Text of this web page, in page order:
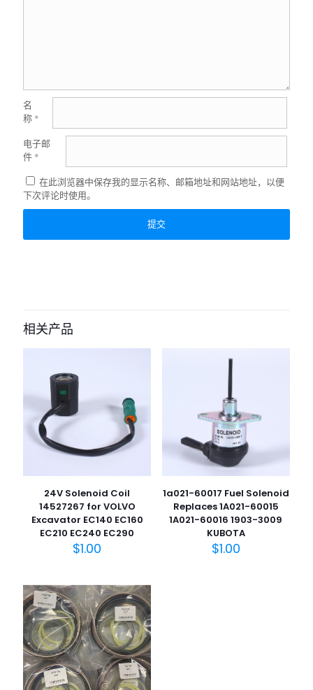
名
称 *
电子邮
件 *
在此浏览器中保存我的显示名称、邮箱地址和网站地址，以便
下次评论时使用。
相关产品
24V Solenoid Coil
14527267 for VOLVO
Excavator EC140 EC160
EC210 EC240 EC290
$1.00
1a021-60017 Fuel Solenoid
Replaces 1A021-60015
1A021-60016 1903-3009
KUBOTA
$1.00